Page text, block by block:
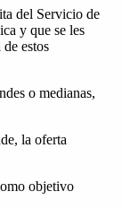
del Servicio de
y que se les
estos
o medianas,
la oferta
objetivo